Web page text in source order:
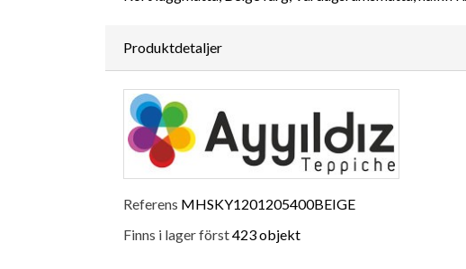
Produktdetaljer
Referens MHSKY1201205400BEIGE
Finns i lager först423 objekt